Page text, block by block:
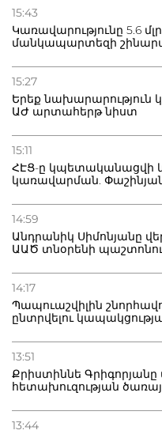
15:43
Կառավարությունը 5.6
մանկապարտեզի
15:27
Երեք նախարարություն
ԱԺ արտահերթ նիստ
15:11
ՀԷՑ-ը կպետականացվի և
կառավարման.
14:59
Անդրանիկ Սիմոնյանը
ԱԱԾ տնօրենի
14:17
Պապուաշվիլին
ընտրվելու
13:51
Քրիստիննե
հետախուզության
13:44